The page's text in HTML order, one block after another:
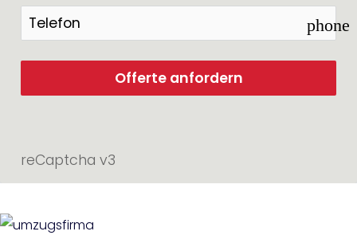
phone
Offerte anfordern
reCaptcha v3